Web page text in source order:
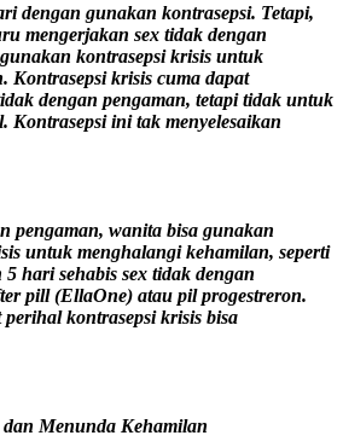
dengan gunakan kontrasepsi. Tetapi,
mengerjakan sex tidak dengan
kontrasepsi krisis untuk
Kontrasepsi krisis cuma dapat
dengan pengaman, tetapi tidak untuk
Kontrasepsi ini tak menyelesaikan
pengaman, wanita bisa gunakan
untuk menghalangi kehamilan, seperti
hari sehabis sex tidak dengan
pill (EllaOne) atau pil progestreron.
kontrasepsi krisis bisa
Menunda Kehamilan